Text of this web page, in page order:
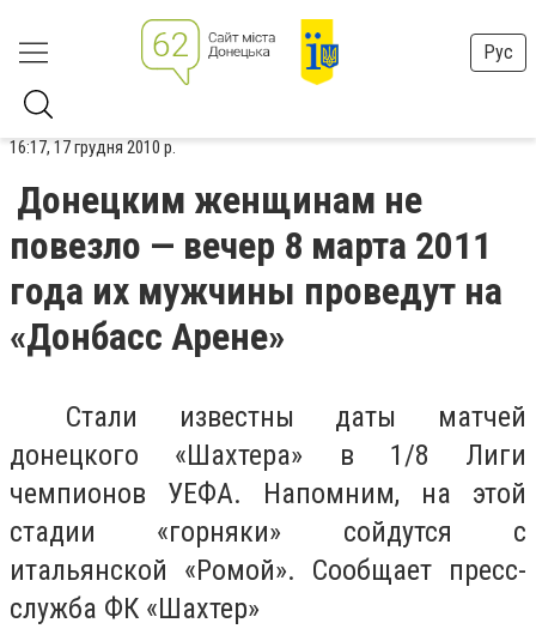
Рус
16:17, 17 грудня 2010 р.
Донецким женщинам не
повезло — вечер 8 марта 2011
года их мужчины проведут на
«Донбасс Арене»
Стали известны даты матчей
донецкого «Шахтера» в 1/8 Лиги
чемпионов УЕФА. Напомним, на этой
стадии «горняки» сойдутся с
итальянской «Ромой». Сообщает пресс-
служба ФК «Шахтер»